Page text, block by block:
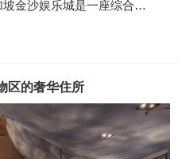
金沙娱乐城是一座综合…
区的奢华住所